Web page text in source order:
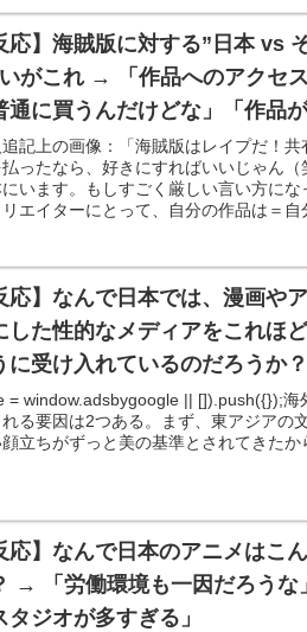
」【タイ人の反応】
ー・・・」→「あいつがそれほど
ったの？「45歳引退で通算打率
ビ番組が最新SNSの数十年先を
ー・・・」→「あいつがそれほど
それでもやっぱり羨ましいね」
由伸より下はないわ」「菅野は
した驚きの表現規制に韓国人が
応】海賊版に対する”日本 vs
がこれ → 「作品へのアクセ
通に買うんだけどな」「作品
を売るなよ」
記上の画像：「海賊版はレイプだ！共
払ったなら、好きにすればいいじゃん
います。もしすごく厳しい言い方にな
エイターにとって、自分の作品は＝自
応】なんで日本では、漫画や
した性的なメディアをこれほ
に受け入れているのだろうか？
= window.adsbygoogle || []).push({});海
る要因は2つある。まず、東アジアの
立ちがずっと美の基準とされてきたか
応】なんで日本のアニメはこ
→ 「労働環境も一因だろうな
ジオが多すぎる」